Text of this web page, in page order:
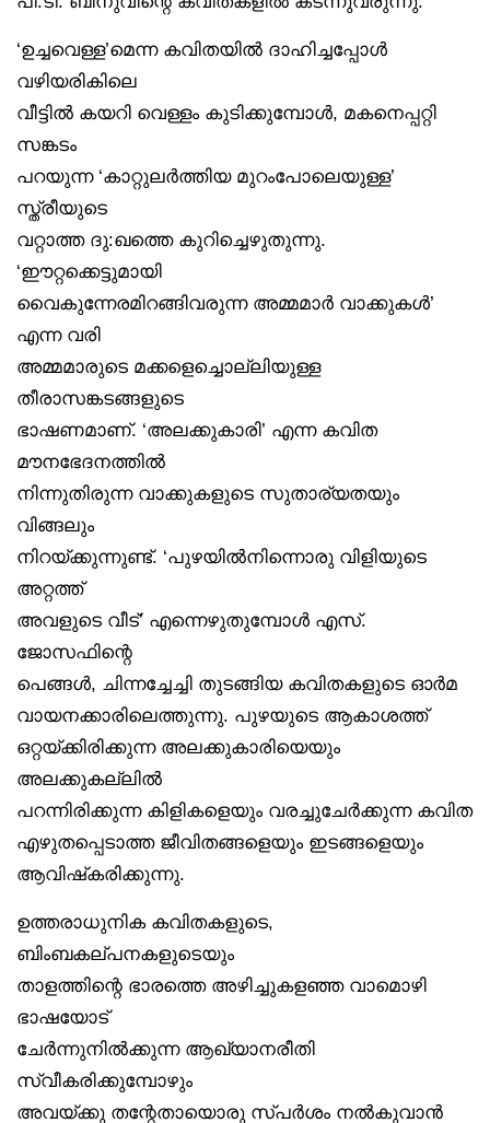
‘ഉച്ചവെള്ള’മെന്ന കവിതയിൽ ദാഹിച്ചപ്പോൾ
വഴിയരികിലെ
വീട്ടിൽ കയറി വെള്ളം കുടിക്കുമ്പോൾ, മകനെപ്പറ്റി
സങ്കടം
പറയുന്ന ‘കാറ്റുലർത്തിയ മുറംപോലെയുള്ള’
സ്ത്രീയുടെ
വറ്റാത്ത ദു:ഖത്തെ കുറിച്ചെഴുതുന്നു.
‘ഈറ്റക്കെട്ടുമായി
വൈകുന്നേരമിറങ്ങിവരുന്ന അമ്മമാർ വാക്കുകൾ’
എന്ന വരി
അമ്മമാരുടെ മക്കളെച്ചൊല്ലിയുള്ള
തീരാസങ്കടങ്ങളുടെ
ഭാഷണമാണ്. ‘അലക്കുകാരി’ എന്ന കവിത
മൗനഭേദനത്തിൽ
നിന്നുതിരുന്ന വാക്കുകളുടെ സുതാര്യതയും
വിങ്ങലും
നിറയ്ക്കുന്നുണ്ട്. ‘പുഴയിൽനിന്നൊരു വിളിയുടെ
അറ്റത്ത്
അവളുടെ വീട്’ എന്നെഴുതുമ്പോൾ എസ്.
ജോസഫിന്റെ
പെങ്ങൾ, ചിന്നച്ചേച്ചി തുടങ്ങിയ കവിതകളുടെ ഓർമ
വായനക്കാരിലെത്തുന്നു. പുഴയുടെ ആകാശത്ത്
ഒറ്റയ്ക്കിരിക്കുന്ന അലക്കുകാരിയെയും
അലക്കുകല്ലിൽ
പറന്നിരിക്കുന്ന കിളികളെയും വരച്ചുചേർക്കുന്ന കവിത
എഴുതപ്പെടാത്ത ജീവിതങ്ങളെയും ഇടങ്ങളെയും
ആവിഷ്‌കരിക്കുന്നു.
ഉത്തരാധുനിക കവിതകളുടെ,
ബിംബകല്പനകളുടെയും
താളത്തിന്റെ ഭാരത്തെ അഴിച്ചുകളഞ്ഞ വാമൊഴി
ഭാഷയോട്
ചേർന്നുനിൽക്കുന്ന ആഖ്യാനരീതി
സ്വീകരിക്കുമ്പോഴും
അവയ്ക്കു തന്റേതായൊരു സ്പർശം നൽകുവാൻ